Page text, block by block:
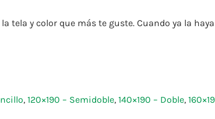
tela y color que más te guste. Cuando ya la
, 120×190 – Semidoble, 140×190 – Doble,